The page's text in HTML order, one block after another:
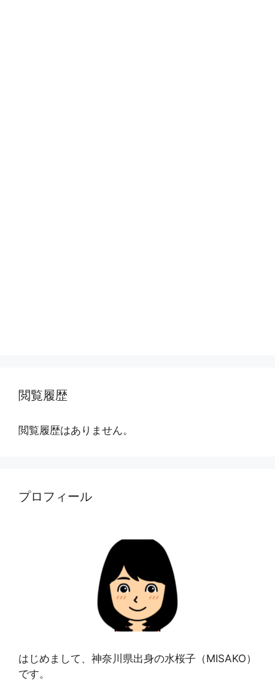
閲覧履歴
閲覧履歴はありません。
プロフィール
はじめまして、神奈川県出身の水桜子（MISAKO）
です。